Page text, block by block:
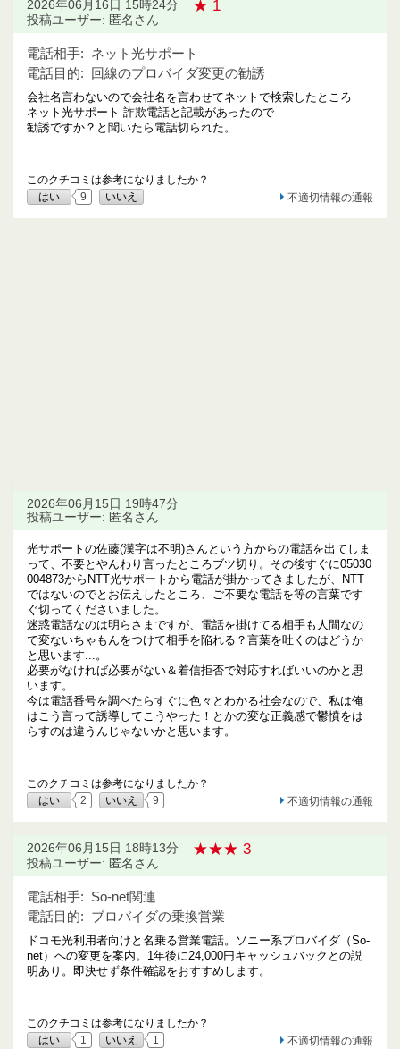
2026年06月16日 15時24分 ★ 1
投稿ユーザー: 匿名さん
電話相手: ネット光サポート
電話目的: 回線のプロバイダ変更の勧誘
会社名言わないので会社名を言わせてネットで検索したところ
ネット光サポート 詐欺電話と記載があったので
勧誘ですか？と聞いたら電話切られた。
このクチコミは参考になりましたか？
はい
9 いいえ 不適切情報の通報
2026年06月15日 19時47分
投稿ユーザー: 匿名さん
光サポートの佐藤(漢字は不明)さんという方からの電話を出てしま
って、不要とやんわり言ったところブツ切り。その後すぐに05030
004873からNTT光サポートから電話が掛かってきましたが、NTT
ではないのでとお伝えしたところ、ご不要な電話を等の言葉です
ぐ切ってくださいました。
迷惑電話なのは明らさまですが、電話を掛けてる相手も人間なの
で変ないちゃもんをつけて相手を陥れる？言葉を吐くのはどうか
と思います...。
必要がなければ必要がない＆着信拒否で対応すればいいのかと思
います。
今は電話番号を調べたらすぐに色々とわかる社会なので、私は俺
はこう言って誘導してこうやった！とかの変な正義感で鬱憤をは
らすのは違うんじゃないかと思います。
このクチコミは参考になりましたか？
はい
2 いいえ 9 不適切情報の通報
2026年06月15日 18時13分 ★★★ 3
投稿ユーザー: 匿名さん
電話相手: So-net関連
電話目的: ブロバイダの乗換営業
ドコモ光利用者向けと名乗る営業電話。ソニー系プロバイダ（So-
net）への変更を案内。1年後に24,000円キャッシュバックとの説
明あり。即決せず条件確認をおすすめします。
このクチコミは参考になりましたか？
はい
1 いいえ 1 不適切情報の通報